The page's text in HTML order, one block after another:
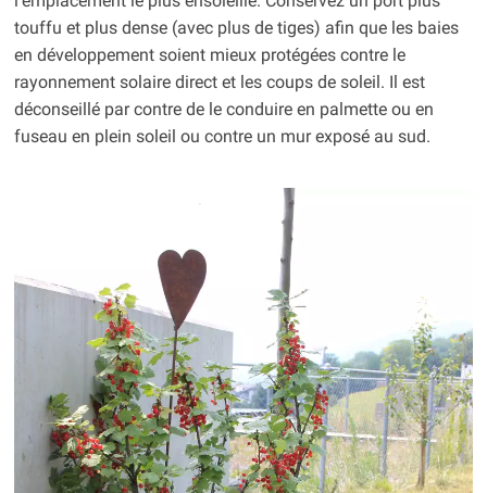
touffu et plus dense (avec plus de tiges) afin que les baies
en développement soient mieux protégées contre le
rayonnement solaire direct et les coups de soleil. Il est
déconseillé par contre de le conduire en palmette ou en
fuseau en plein soleil ou contre un mur exposé au sud.